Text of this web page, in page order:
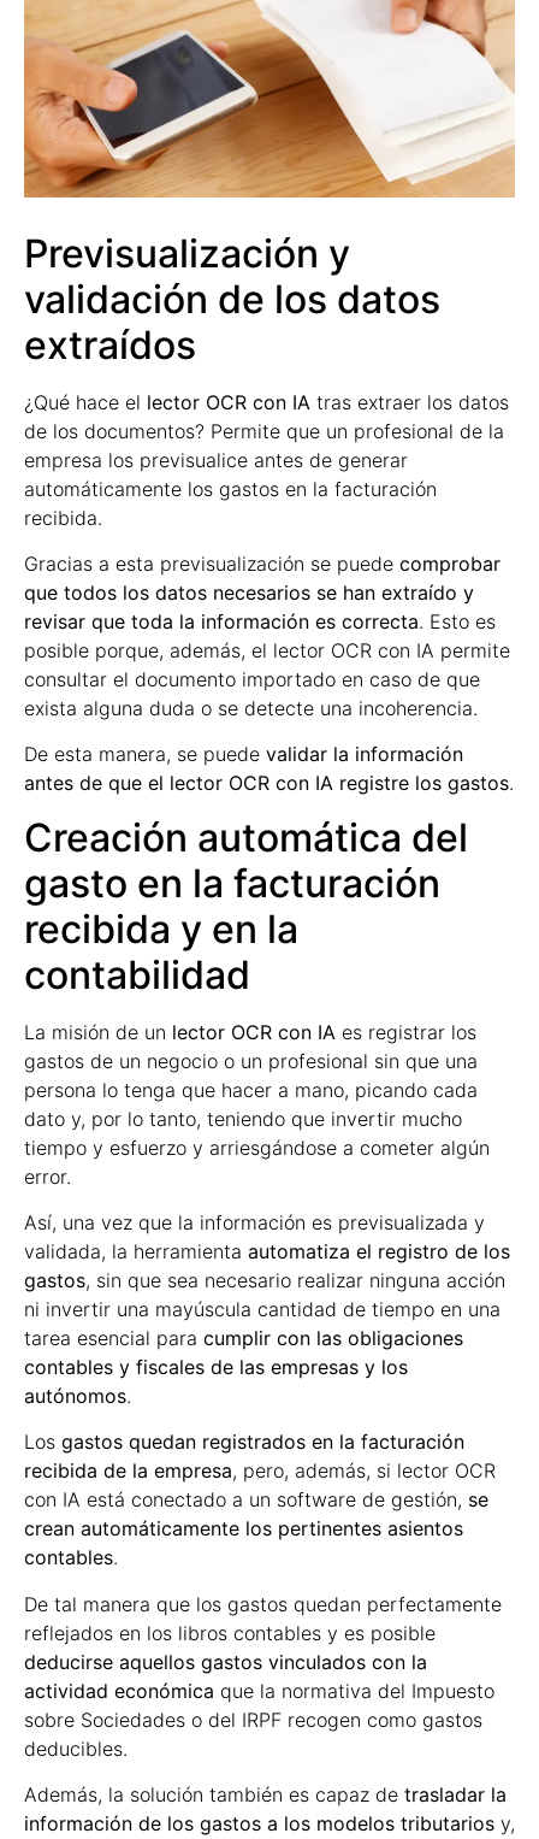
Previsualización y
validación de los datos
extraídos
¿Qué hace el lector OCR con IA tras extraer los datos
de los documentos? Permite que un profesional de la
empresa los previsualice antes de generar
automáticamente los gastos en la facturación
recibida.
Gracias a esta previsualización se puede comprobar
que todos los datos necesarios se han extraído y
revisar que toda la información es correcta. Esto es
posible porque, además, el lector OCR con IA permite
consultar el documento importado en caso de que
exista alguna duda o se detecte una incoherencia.
De esta manera, se puede validar la información
antes de que el lector OCR con IA registre los gastos.
Creación automática del
gasto en la facturación
recibida y en la
contabilidad
La misión de un lector OCR con IA es registrar los
gastos de un negocio o un profesional sin que una
persona lo tenga que hacer a mano, picando cada
dato y, por lo tanto, teniendo que invertir mucho
tiempo y esfuerzo y arriesgándose a cometer algún
error.
Así, una vez que la información es previsualizada y
validada, la herramienta automatiza el registro de los
gastos, sin que sea necesario realizar ninguna acción
ni invertir una mayúscula cantidad de tiempo en una
tarea esencial para cumplir con las obligaciones
contables y fiscales de las empresas y los
autónomos.
Los gastos quedan registrados en la facturación
recibida de la empresa, pero, además, si lector OCR
con IA está conectado a un software de gestión, se
crean automáticamente los pertinentes asientos
contables.
De tal manera que los gastos quedan perfectamente
reflejados en los libros contables y es posible
deducirse aquellos gastos vinculados con la
actividad económica que la normativa del Impuesto
sobre Sociedades o del IRPF recogen como gastos
deducibles.
Además, la solución también es capaz de trasladar la
información de los gastos a los modelos tributarios y,